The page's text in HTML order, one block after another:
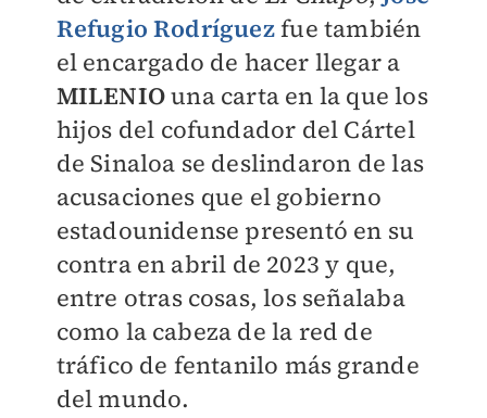
Refugio Rodríguezfue también
el encargado de hacer llegar a
MILENIOuna carta en la que los
hijos del cofundador del Cártel
de Sinaloa se deslindaron de las
acusaciones que el gobierno
estadounidense presentó en su
contra en abril de 2023 y que,
entre otras cosas, los señalaba
como la cabeza de la red de
tráfico de fentanilo más grande
del mundo.